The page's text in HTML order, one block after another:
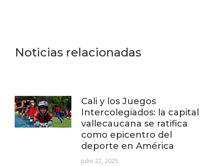
Noticias relacionadas
Cali y los Juegos
Intercolegiados: la capital
vallecaucana se ratifica
como epicentro del
deporte en América
julio 22, 2025